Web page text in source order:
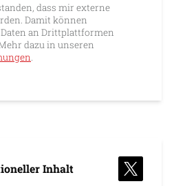
dass mir externe
Damit können
an Drittplattformen
dazu in unseren
.
Inhalt